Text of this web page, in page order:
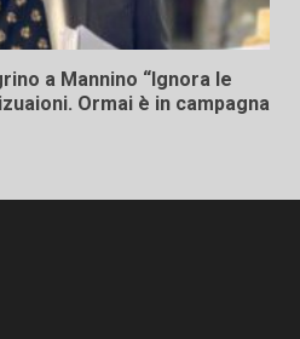
a Mannino “Ignora le
Ormai è in campagna